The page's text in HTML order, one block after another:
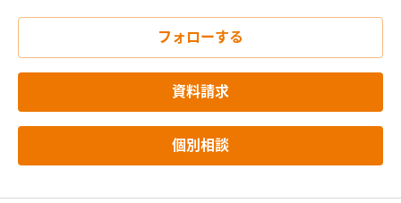
フォローする
資料請求
個別相談